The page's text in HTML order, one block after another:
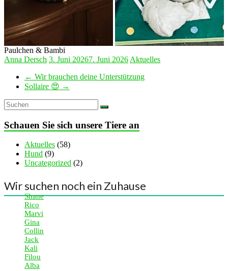
Paulchen & Bambi
Anna Dersch 3. Juni 20267. Juni 2026 Aktuelles
← Wir brauchen deine Unterstützung
Sollaire 😍 →
Schauen Sie sich unsere Tiere an
Aktuelles (58)
Hund (9)
Uncategorized (2)
Wir suchen noch ein Zuhause
Shane
Rico
Marvi
Gina
Collin
Jack
Kali
Filou
Alba